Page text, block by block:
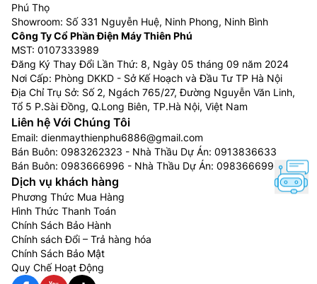
Phú Thọ
Showroom: Số 331 Nguyễn Huệ, Ninh Phong, Ninh Bình
Công Ty Cổ Phần Điện Máy Thiên Phú
MST: 0107333989
Đăng Ký Thay Đổi Lần Thứ: 8, Ngày 05 tháng 09 năm 2024
Nơi Cấp: Phòng DKKD - Sở Kế Hoạch và Đầu Tư TP Hà Nội
Địa Chỉ Trụ Sở: Số 2, Ngách 765/27, Đường Nguyễn Văn Linh,
Tổ 5 P.Sài Đồng, Q.Long Biên, TP.Hà Nội, Việt Nam
Liên hệ Với Chúng Tôi
Email: dienmaythienphu6886@gmail.com
Bán Buôn: 0983262323 - Nhà Thầu Dự Án: 0913836633
Bán Buôn: 0983666996 - Nhà Thầu Dự Án: 0983666996
Dịch vụ khách hàng
Phương Thức Mua Hàng
Hình Thức Thanh Toán
Chính Sách Bảo Hành
Chính sách Đổi – Trả hàng hóa
Chính Sách Bảo Mật
Quy Chế Hoạt Động